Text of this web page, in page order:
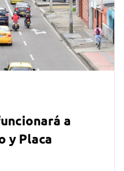
a
y Placa